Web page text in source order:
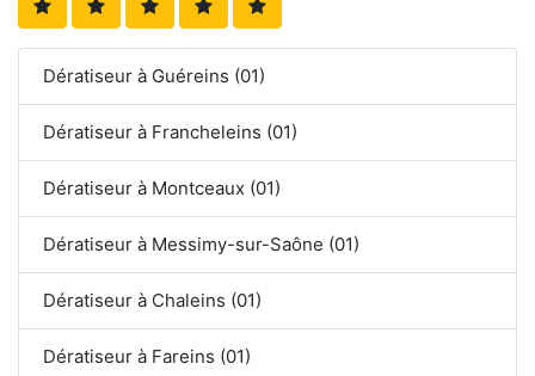
Dératiseur à Guéreins (01)
Dératiseur à Francheleins (01)
Dératiseur à Montceaux (01)
Dératiseur à Messimy-sur-Saône (01)
Dératiseur à Chaleins (01)
Dératiseur à Fareins (01)